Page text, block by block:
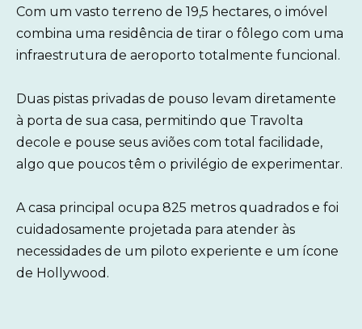
Com um vasto terreno de 19,5 hectares, o imóvel
combina uma residência de tirar o fôlego com uma
infraestrutura de aeroporto totalmente funcional.
Duas pistas privadas de pouso levam diretamente
à porta de sua casa, permitindo que Travolta
decole e pouse seus aviões com total facilidade,
algo que poucos têm o privilégio de experimentar.
A casa principal ocupa 825 metros quadrados e foi
cuidadosamente projetada para atender às
necessidades de um piloto experiente e um ícone
de Hollywood.